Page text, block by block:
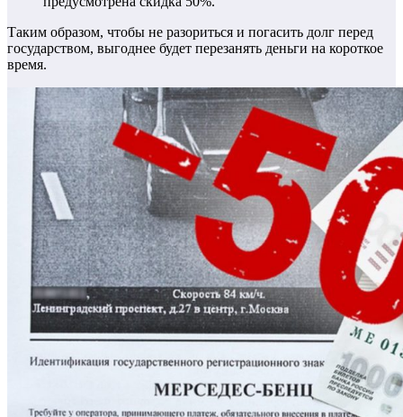
Таким образом, чтобы не разориться и погасить долг перед
государством, выгоднее будет перезанять деньги на короткое
время.